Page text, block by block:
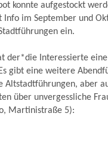
konnte aufgestockt
Info im September und
ein.
der*die Interessierte eine
gibt eine weitere
Altstadtführungen, aber
über unvergessliche
Martinistraße 5):